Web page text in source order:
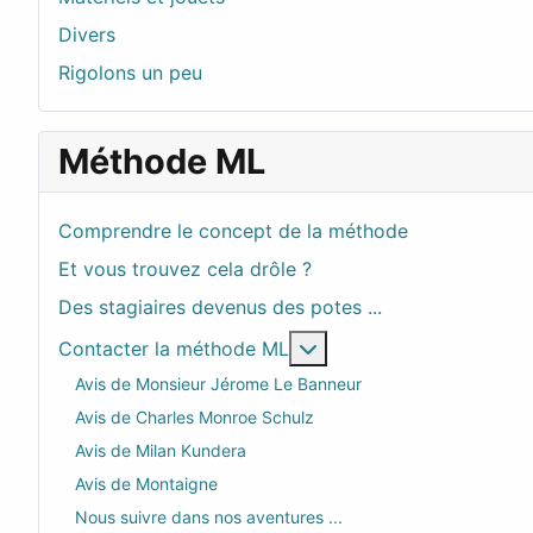
Divers
Rigolons un peu
Méthode ML
Comprendre le concept de la méthode
Et vous trouvez cela drôle ?
Des stagiaires devenus des potes ...
Contacter la méthode ML
Avis de Monsieur Jérome Le Banneur
Avis de Charles Monroe Schulz
Avis de Milan Kundera
Avis de Montaigne
Nous suivre dans nos aventures ...